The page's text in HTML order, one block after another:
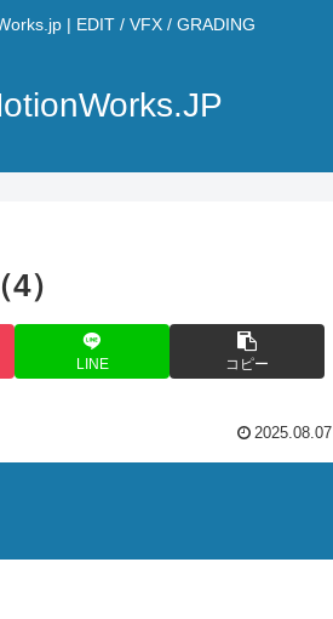
| EDIT / VFX / GRADING
）
LINE コピー
2025.08.07